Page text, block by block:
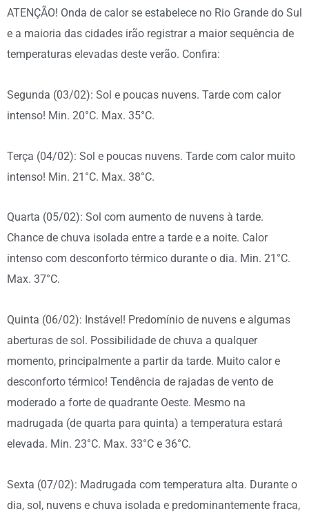
ATENÇÃO! Onda de calor se estabelece no Rio Grande do Sul
e a maioria das cidades irão registrar a maior sequência de
temperaturas elevadas deste verão. Confira:
Segunda (03/02): Sol e poucas nuvens. Tarde com calor
intenso! Min. 20°C. Max. 35°C.
Terça (04/02): Sol e poucas nuvens. Tarde com calor muito
intenso! Min. 21°C. Max. 38°C.
Quarta (05/02): Sol com aumento de nuvens à tarde.
Chance de chuva isolada entre a tarde e a noite. Calor
intenso com desconforto térmico durante o dia. Min. 21°C.
Max. 37°C.
Quinta (06/02): Instável! Predomínio de nuvens e algumas
aberturas de sol. Possibilidade de chuva a qualquer
momento, principalmente a partir da tarde. Muito calor e
desconforto térmico! Tendência de rajadas de vento de
moderado a forte de quadrante Oeste. Mesmo na
madrugada (de quarta para quinta) a temperatura estará
elevada. Min. 23°C. Max. 33°C e 36°C.
Sexta (07/02): Madrugada com temperatura alta. Durante o
dia, sol, nuvens e chuva isolada e predominantemente fraca,